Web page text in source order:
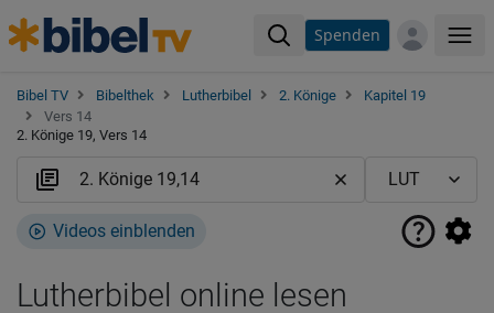
Spenden
Bibel TV Bibelthek Lutherbibel 2. Könige
Kapitel 19
Vers 14
2. Könige 19, Vers 14
Videos einblenden
Lutherbibel online lesen